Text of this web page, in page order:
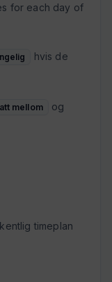
for each day of
hvis de
mellom
og
timeplan